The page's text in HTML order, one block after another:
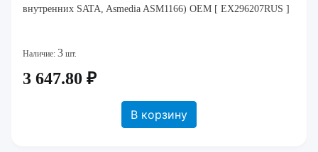
внутренних SATA, Asmedia ASM1166) OEM [ EX296207RUS ]
Наличие: 3 шт.
3 647.80 ₽
В корзину